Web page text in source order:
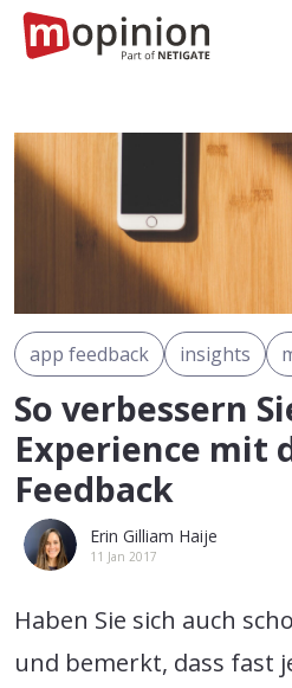
app feedback insights
So verbessern
Experience mit
Feedback
Erin Gilliam Haije
11 Jan 2017
Haben Sie sich auch
und bemerkt, dass fast